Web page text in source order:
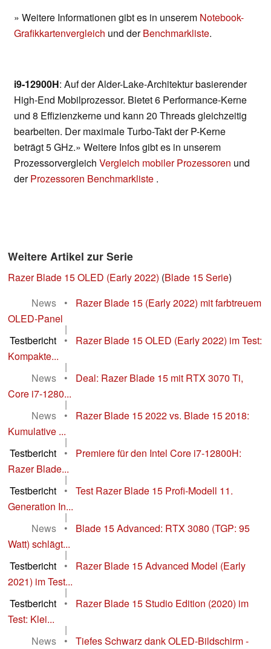
» Weitere Informationen gibt es in unserem Notebook-
Grafikkartenvergleich und derBenchmarkliste.
i9-12900H: Auf der Alder-Lake-Architektur basierender
High-End Mobilprozessor. Bietet 6 Performance-Kerne
und 8 Effizienzkerne und kann 20 Threads gleichzeitig
bearbeiten. Der maximale Turbo-Takt der P-Kerne
beträgt 5 GHz.» Weitere Infos gibt es in unserem
Prozessorvergleich Vergleich mobiler Prozessoren und
derProzessoren Benchmarkliste .
Weitere Artikel zur Serie
Razer Blade 15 OLED (Early 2022) (Blade 15 Serie)
News
•
Razer Blade 15 (Early 2022) mit farbtreuem
OLED-Panel
|
Testbericht
•
Razer Blade 15 OLED (Early 2022) im Test:
Kompakte...
|
News
•
Deal: Razer Blade 15 mit RTX 3070 Ti,
Core i7-1280...
|
News
•
Razer Blade 15 2022 vs. Blade 15 2018:
Kumulative ...
|
Testbericht
•
Premiere für den Intel Core i7-12800H:
Razer Blade...
|
Testbericht
•
Test Razer Blade 15 Profi-Modell 11.
Generation In...
|
News
•
Blade 15 Advanced: RTX 3080 (TGP: 95
Watt) schlägt...
|
Testbericht
•
Razer Blade 15 Advanced Model (Early
2021) im Test...
|
Testbericht
•
Razer Blade 15 Studio Edition (2020) im
Test: Klei...
|
News
•
Tiefes Schwarz dank OLED-Bildschirm -